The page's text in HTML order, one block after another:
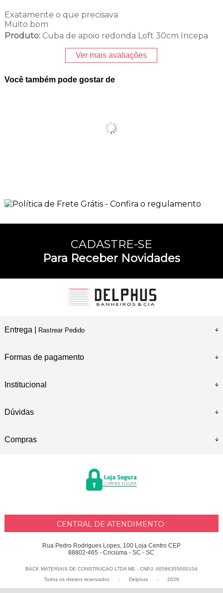
Exatamente o que precisava
Muito bom
Produto:Cuba de apoio redonda Loft 30cm Incepa
Ver mais avaliações
Você também pode gostar de
CADASTRE-SE
Para Receber Novidades
Entrega | Rastrear Pedido
Formas de pagamento
Institucional
Dúvidas
Compras
CENTRAL DE ATENDIMENTO
Rua Pedro Rodrigues Lopes, 100 Loja Centro CEP
88802-465 - Criciúma - SC - SC
BACK MATERIAIS DE CONSTRUCAO LTDA ME - CNPJ: 00586355000104
Todos os direitos reservados
- Delphus - 2026